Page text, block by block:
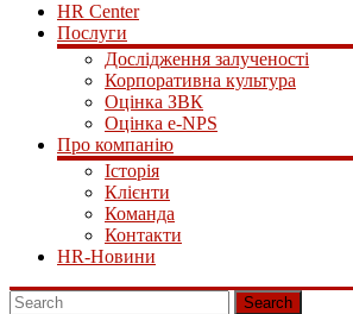
HR Center
Послуги
Дослідження залученості
Корпоративна культура
Оцінка ЗВК
Оцінка e-NPS
Про компанію
Історія
Клієнти
Команда
Контакти
HR-Новини
Search